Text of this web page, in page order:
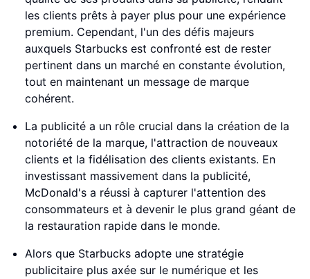
les clients prêts à payer plus pour une expérience
premium. Cependant, l'un des défis majeurs
auxquels Starbucks est confronté est de rester
pertinent dans un marché en constante évolution,
tout en maintenant un message de marque
cohérent.
La publicité a un rôle crucial dans la création de la
notoriété de la marque, l'attraction de nouveaux
clients et la fidélisation des clients existants. En
investissant massivement dans la publicité,
McDonald's a réussi à capturer l'attention des
consommateurs et à devenir le plus grand géant de
la restauration rapide dans le monde.
Alors que Starbucks adopte une stratégie
publicitaire plus axée sur le numérique et les